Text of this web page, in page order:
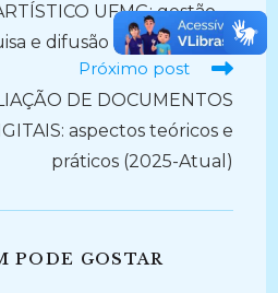
UFMG: gestão,
e difusão (2025-Atual))
Próximo post
DE DOCUMENTOS
aspectos teóricos e
práticos (2025-Atual)
PODE GOSTAR